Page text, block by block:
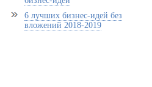
6 лучших бизнес-идей без
вложений 2018-2019